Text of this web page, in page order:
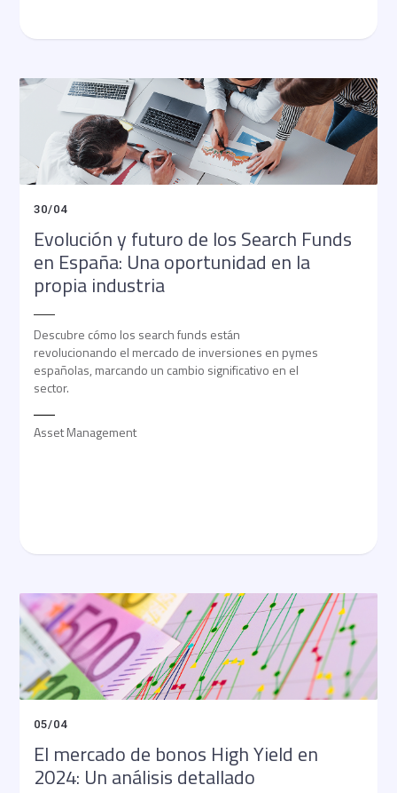
30/04
Evolución y futuro de los Search Funds
en España: Una oportunidad en la
propia industria
Descubre cómo los search funds están
revolucionando el mercado de inversiones en pymes
españolas, marcando un cambio significativo en el
sector.
Asset Management
05/04
El mercado de bonos High Yield en
2024: Un análisis detallado